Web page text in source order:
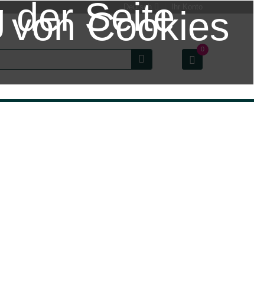
der Seite
Cookies
Deutsch
0